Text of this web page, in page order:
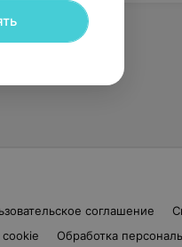
соглашение
Обработка